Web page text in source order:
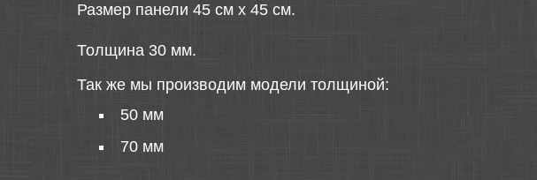
Размер панели 45 см х 45 см.
Толщина 30 мм.
Так же мы производим модели толщиной:
50 мм
70 мм